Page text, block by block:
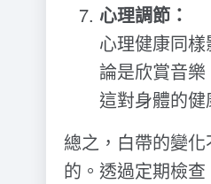
心理調節：
心理健康同
論是欣賞音
這對身體的健
總之，白帶的變
的。透過定期檢